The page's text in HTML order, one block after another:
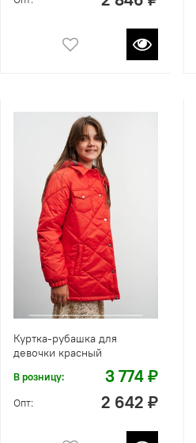
Куртка-рубашка для
девочки красный
В розницу: 3 774 ₽
Опт: 2 642 ₽